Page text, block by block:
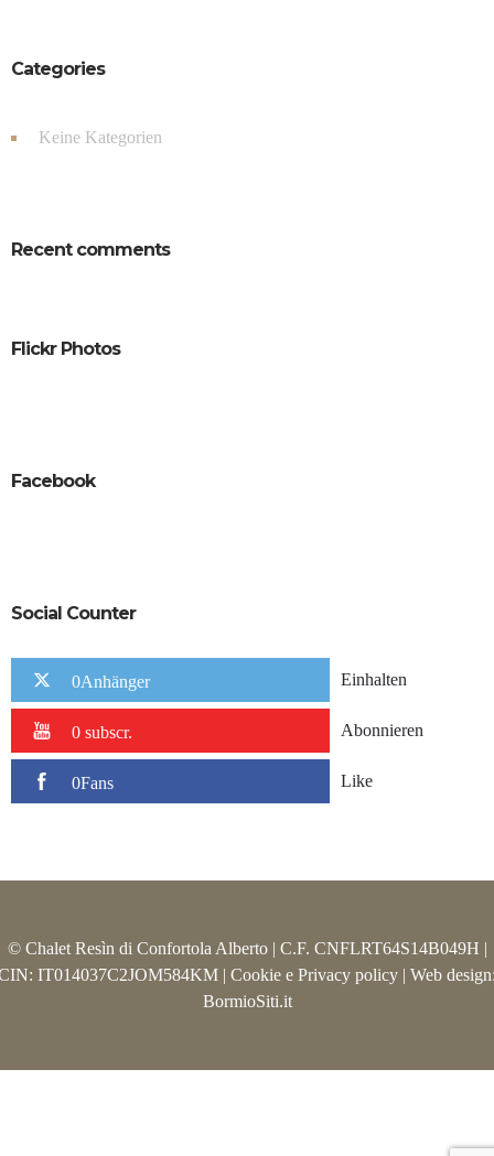
Categories
Keine Kategorien
Recent comments
Flickr Photos
Facebook
Social Counter
0Anhänger Einhalten
0 subscr. Abonnieren
0Fans Like
© Chalet Resìn di Confortola Alberto | C.F. CNFLRT64S14B049H |
IT014037C2JOM584KM | Cookie e Privacy policy | Web
BormioSiti.it